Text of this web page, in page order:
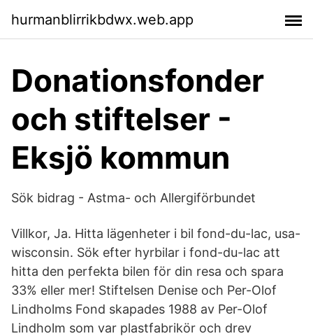
hurmanblirrikbdwx.web.app
Donationsfonder
och stiftelser -
Eksjö kommun
Sök bidrag - Astma- och Allergiförbundet
Villkor, Ja. Hitta lägenheter i bil fond-du-lac, usa-
wisconsin. Sök efter hyrbilar i fond-du-lac att
hitta den perfekta bilen för din resa och spara
33% eller mer! Stiftelsen Denise och Per-Olof
Lindholms Fond skapades 1988 av Per-Olof
Lindholm som var plastfabrikör och drev